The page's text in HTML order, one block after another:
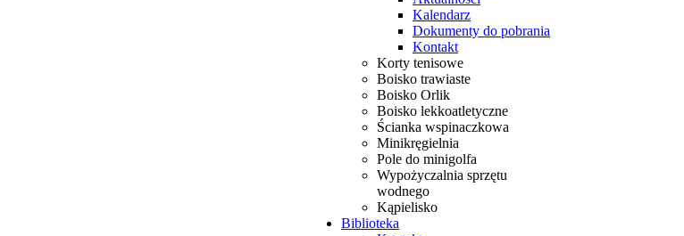
Kalendarz
Dokumenty do pobrania
Kontakt
Korty tenisowe
Boisko trawiaste
Boisko Orlik
Boisko lekkoatletyczne
Ścianka wspinaczkowa
Minikręgielnia
Pole do minigolfa
Wypożyczalnia sprzętu
wodnego
Kąpielisko
Biblioteka